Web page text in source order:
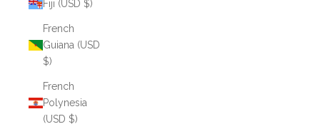
Fiji (USD $)
French
Guiana (USD
$)
French
Polynesia
(USD $)